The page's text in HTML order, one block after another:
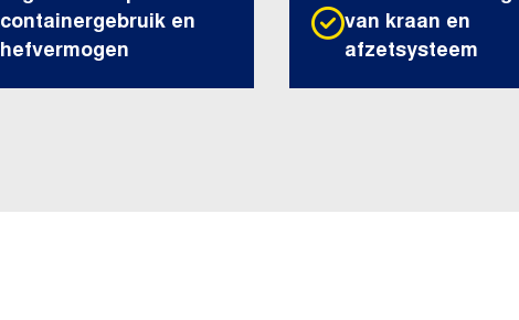
containergebruik en
hefvermogen
van kraan en
afzetsysteem